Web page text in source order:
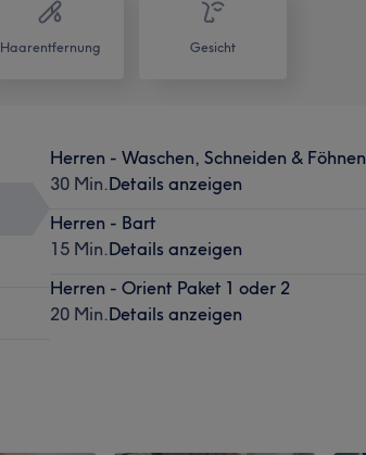
Haarentfernung Gesicht
Herren - Waschen, Schneiden & Föhnen
30 Min.Details anzeigen
Herren - Bart
15 Min.Details anzeigen
Herren - Orient Paket 1 oder 2
20 Min.Details anzeigen